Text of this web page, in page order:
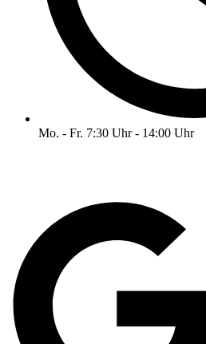
Mo. - Fr. 7:30 Uhr - 14:00 Uhr